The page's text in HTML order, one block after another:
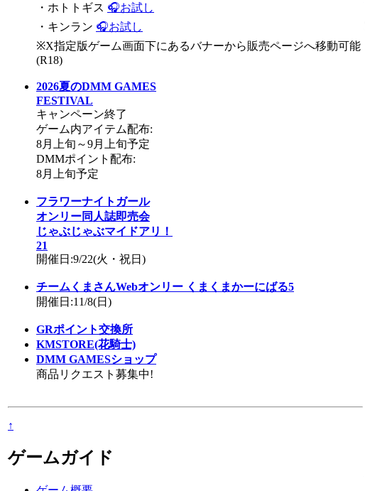
・ホトトギス 🎧お試し
・キンラン 🎧お試し
※X指定版ゲーム画面下にあるバナーから販売ページへ移動可能
(R18)
2026夏のDMM GAMES
FESTIVAL
キャンペーン終了
ゲーム内アイテム配布:
8月上旬～9月上旬予定
DMMポイント配布:
8月上旬予定
フラワーナイトガール
オンリー同人誌即売会
じゃぶじゃぶマイドアリ！
21
開催日:9/22(火・祝日)
チームくまさんWebオンリー くまくまかーにばる5
開催日:11/8(日)
GRポイント交換所
KMSTORE(花騎士)
DMM GAMESショップ
商品リクエスト募集中!
↑
ゲームガイド